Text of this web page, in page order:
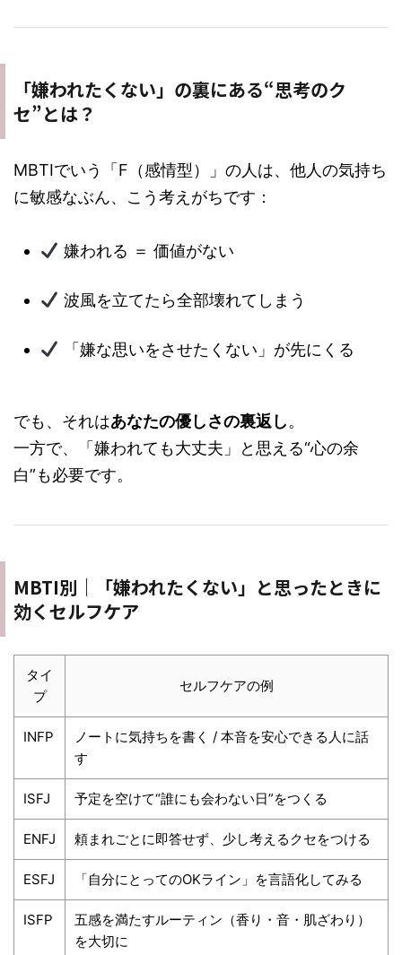
「嫌われたくない」の裏にある“思考のク
セ”とは？
MBTIでいう「F（感情型）」の人は、他人の気持ち
に敏感なぶん、こう考えがちです：
嫌われる ＝ 価値がない
波風を立てたら全部壊れてしまう
「嫌な思いをさせたくない」が先にくる
でも、それはあなたの優しさの裏返し。
一方で、「嫌われても大丈夫」と思える“心の余
白”も必要です。
MBTI別｜「嫌われたくない」と思ったときに
効くセルフケア
タイ
プ
セルフケアの例
INFP
ノートに気持ちを書く / 本音を安心できる人に話
す
ISFJ 予定を空けて“誰にも会わない日”をつくる
ENFJ 頼まれごとに即答せず、少し考えるクセをつける
ESFJ 「自分にとってのOKライン」を言語化してみる
ISFP
五感を満たすルーティン（香り・音・肌ざわり）
を大切に